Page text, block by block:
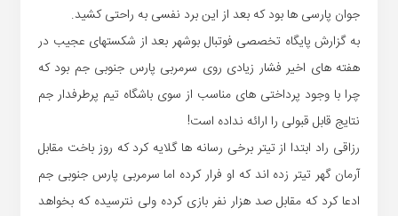
جوان پارسی ها بود که بعد از این برد نفسی به راحتی کشید.
به گزارش پایگاه تخصصی فوتبال بوشهر بعد از شکستهای عجیب در
هفته های اخیر فشار زیادی روی سرمربی پارس جنوبی جم بود که
چرا با وجود پرداختی های مناسب از سوی باشگاه تیم پرطرفدار جم
نتایج قابل قبولی را ارائه نداده است!
رزاقی راد ابتدا از تیتر برخی رسانه ها گلایه کرد که روز باخت مقابل
آرمان گهر تیتر زده اند که او فرار کرده اما سرمربی پارس جنوبی جم
ادعا کرد که مقابل صد هزار نفر بازی کرده ولی نترسیده که بخواهد